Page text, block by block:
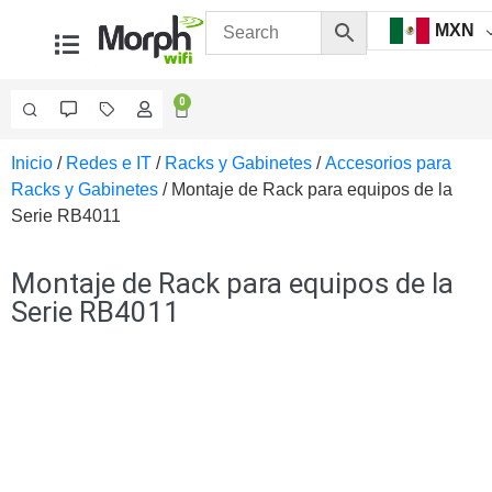
MXN
0
Videovigilancia
Accesorios
Generales
Ethernet y
FibraAccesorios
para
Inicio / Redes e IT / Racks y Gabinetes /Accesorios para
Racks y Gabinetes / Montaje de Rack para equipos de la
Serie RB4011
Montaje de Rack para equipos de la
Serie RB4011